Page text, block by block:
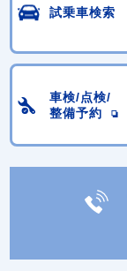
試乗車検索
車検/点検/
整備予約